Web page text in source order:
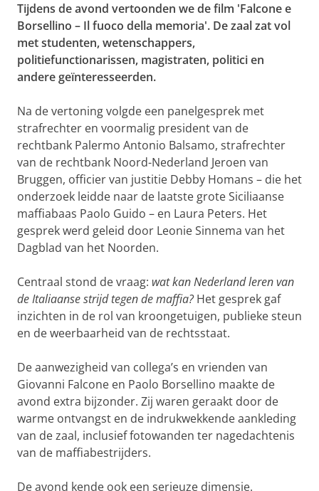
Tijdens de avond vertoonden we de film 'Falcone e
Borsellino – Il fuoco della memoria'. De zaal zat vol
met studenten, wetenschappers,
politiefunctionarissen, magistraten, politici en
andere geïnteresseerden.
Na de vertoning volgde een panelgesprek met
strafrechter en voormalig president van de
rechtbank Palermo Antonio Balsamo, strafrechter
van de rechtbank Noord-Nederland Jeroen van
Bruggen, officier van justitie Debby Homans – die het
onderzoek leidde naar de laatste grote Siciliaanse
maffiabaas Paolo Guido – en Laura Peters. Het
gesprek werd geleid door Leonie Sinnema van het
Dagblad van het Noorden.
Centraal stond de vraag: wat kan Nederland leren van
de Italiaanse strijd tegen de maffia?Het gesprek gaf
inzichten in de rol van kroongetuigen, publieke steun
en de weerbaarheid van de rechtsstaat.
De aanwezigheid van collega’s en vrienden van
Giovanni Falcone en Paolo Borsellino maakte de
avond extra bijzonder. Zij waren geraakt door de
warme ontvangst en de indrukwekkende aankleding
van de zaal, inclusief fotowanden ter nagedachtenis
van de maffiabestrijders.
De avond kende ook een serieuze dimensie.